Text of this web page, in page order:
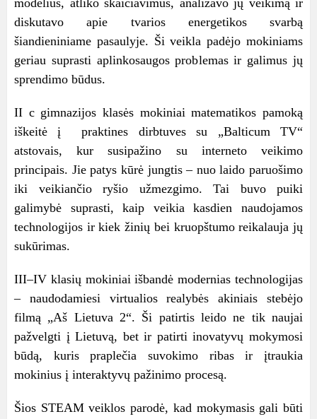
modelius, atliko skaičiavimus, analizavo jų veikimą ir
diskutavo apie tvarios energetikos svarbą
šiandieniniame pasaulyje. Ši veikla padėjo mokiniams
geriau suprasti aplinkosaugos problemas ir galimus jų
sprendimo būdus.
II c gimnazijos klasės mokiniai matematikos pamoką
iškeitė į praktines dirbtuves su „Balticum TV“
atstovais, kur susipažino su interneto veikimo
principais. Jie patys kūrė jungtis – nuo laido paruošimo
iki veikiančio ryšio užmezgimo. Tai buvo puiki
galimybė suprasti, kaip veikia kasdien naudojamos
technologijos ir kiek žinių bei kruopštumo reikalauja jų
sukūrimas.
III–IV klasių mokiniai išbandė modernias technologijas
– naudodamiesi virtualios realybės akiniais stebėjo
filmą „Aš Lietuva 2“. Ši patirtis leido ne tik naujai
pažvelgti į Lietuvą, bet ir patirti inovatyvų mokymosi
būdą, kuris praplečia suvokimo ribas ir įtraukia
mokinius į interaktyvų pažinimo procesą.
Šios STEAM veiklos parodė, kad mokymasis gali būti